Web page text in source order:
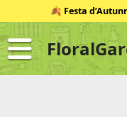
al
contenuto
ID
🍂 Festa